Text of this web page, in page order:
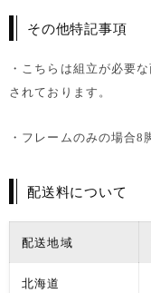
その他特記事項
・こちらは組立が必要
されております。
・フレームのみの場合8
配送料について
配送地域
北海道